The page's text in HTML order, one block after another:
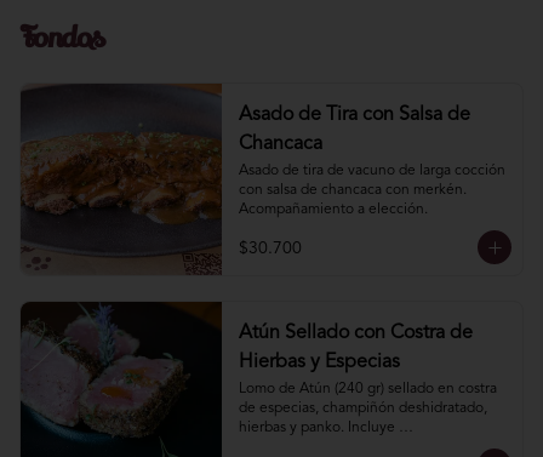
Fondos
Asado de Tira con Salsa de
Chancaca
Asado de tira de vacuno de larga cocción
con salsa de chancaca con merkén.
Acompañamiento a elección.
$30.700
Atún Sellado con Costra de
Hierbas y Especias
Lomo de Atún (240 gr) sellado en costra
de especias, champiñón deshidratado,
hierbas y panko. Incluye